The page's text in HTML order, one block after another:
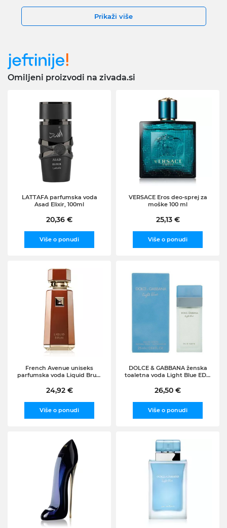
Prikaži više
Omiljeni proizvodi na zivada.si
LATTAFA parfumska voda
Asad Elixir, 100ml
20,36 €
Više o ponudi
VERSACE Eros deo-sprej za
moške 100 ml
25,13 €
Više o ponudi
French Avenue uniseks
parfumska voda Liquid Brun,
24,92 €
Više o ponudi
DOLCE & GABBANA ženska
toaletna voda Light Blue EDT,
26,50 €
Više o ponudi